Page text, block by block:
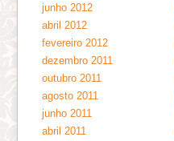
junho 2012
abril 2012
fevereiro 2012
dezembro 2011
outubro 2011
agosto 2011
junho 2011
abril 2011